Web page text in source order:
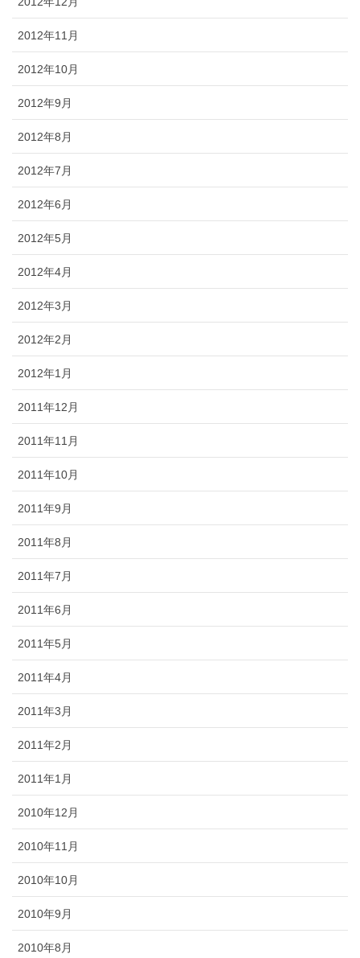
2012年11月
2012年10月
2012年9月
2012年8月
2012年7月
2012年6月
2012年5月
2012年4月
2012年3月
2012年2月
2012年1月
2011年12月
2011年11月
2011年10月
2011年9月
2011年8月
2011年7月
2011年6月
2011年5月
2011年4月
2011年3月
2011年2月
2011年1月
2010年12月
2010年11月
2010年10月
2010年9月
2010年8月